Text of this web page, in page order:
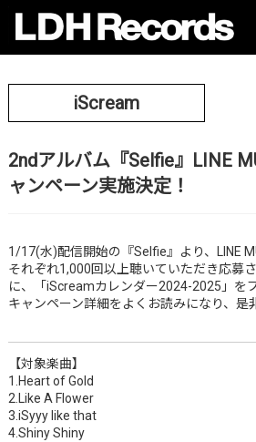
iScream
2ndアルバム『Selfie』LINE
ャンペーン実施決定！
1/17(水)配信開始の『Selfie』より、LINE
それぞれ1,000回以上聴いていただき応募
に、「iScreamカレンダー2024-2025」を
キャンペーン詳細をよくお読みになり、是
【対象楽曲】
1.Heart of Gold
2.Like A Flower
3.iSyyy like that
4.Shiny Shiny